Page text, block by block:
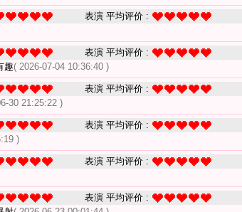
表演 平均评价 :
表演 平均评价 :
趣( 2026-07-04 10:36:40 )
表演 平均评价 :
30 21:25:22 )
表演 平均评价 :
)
表演 平均评价 :
表演 平均评价 :